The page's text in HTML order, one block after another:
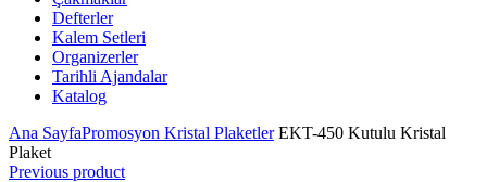
Promosyon Tarihli Ajandalar
Promosyon Teknoloji Ürünleri
Promosyon Telefon Standları
Promosyon Termoslar
Promosyon Tişörtler
Defterler
Kalem Setleri
Organizerler
Tarihli Ajandalar
Katalog
Ana SayfaPromosyon Kristal PlaketlerEKT-450 Kutulu Kristal
Plaket
Previous product